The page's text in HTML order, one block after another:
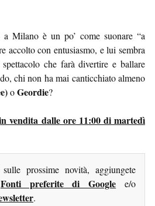
Milano è un po’ come suonare “a
accolto con entusiasmo, e lui sembra
che farà divertire e ballare
chi non ha mai canticchiato almeno
oGeordie?
vendita dalle ore 11:00 di martedì
prossime novità, aggiungete
Fonti preferite di Google e/o
.